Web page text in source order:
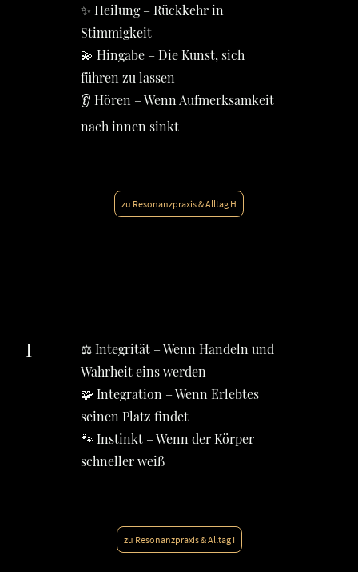
✨ Heilung – Rückkehr in
Stimmigkeit
💫 Hingabe – Die Kunst, sich
führen zu lassen
👂 Hören – Wenn Aufmerksamkeit
nach innen sinkt
zu Resonanzpraxis & Alltag H
I
⚖️ Integrität – Wenn Handeln und
Wahrheit eins werden
🧩 Integration – Wenn Erlebtes
seinen Platz findet
🐾 Instinkt – Wenn der Körper
schneller weiß
zu Resonanzpraxis & Alltag I